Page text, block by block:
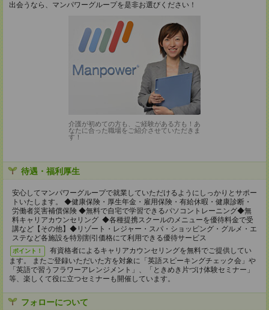
出会うなら、マンパワーグループを是非お選びください！
介護が初めての方も、ご経験がある方も！あ
なたに合った職場をご紹介させていただきま
す！
待遇・福利厚生
安心してマンパワーグループで就業していただけるようにしっかりとサポー
トいたします。 ◆健康保険・厚生年金・雇用保険・有給休暇・健康診断・
労働者災害補償保険 ◆無料で自宅で学習できるパソコントレーニング◆無
料キャリアカウンセリング ◆各種提携スクールのメニューを優待料金で受
講など【その他】◆リゾート・レジャー・スパ・ショッピング・グルメ・エ
ステなど各施設を特別割引価格にて利用できる優待サービス
ポイント！
有資格者によるキャリアカウンセリングを無料でご提供してい
ます。 またご登録いただいた方を対象に「英語スピーキングチェック会」や
「英語で習うフラワーアレンジメント」、「ときめき片づけ体験セミナー」
等、楽しくて役に立つセミナーも開催しています。
フォローについて